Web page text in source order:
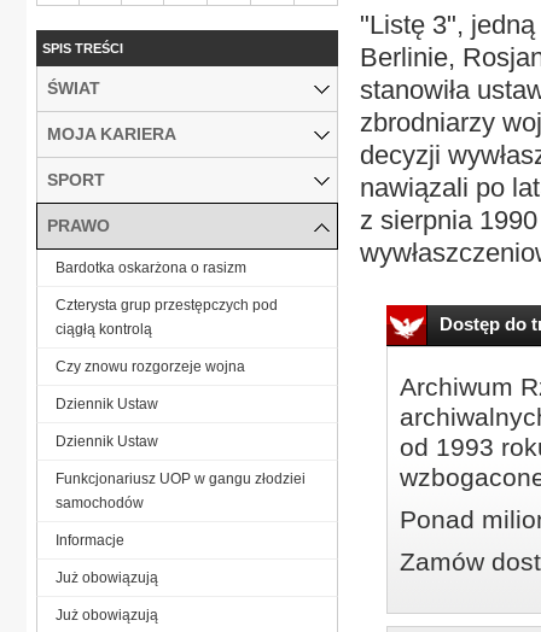
"Listę 3",
Berlinie,
stanowiła
zbrodniarzy
decyzji
nawiązali po
z sierpnia
Dostęp do
Archiwum
od 1993
Ponad
Zamów
SPIS TREŚCI
ŚWIAT
MOJA KARIERA
SPORT
PRAWO
Bardotka oskarżona o rasizm
Czterysta grup przestępczych pod
ciągłą kontrolą
Czy znowu rozgorzeje wojna
Dziennik Ustaw
Dziennik Ustaw
Funkcjonariusz UOP w gangu złodziei
samochodów
Informacje
Już obowiązują
Już obowiązują